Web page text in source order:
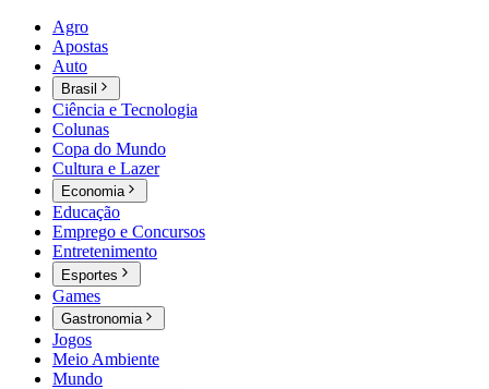
Agro
Apostas
Auto
Brasil
Ciência e Tecnologia
Colunas
Copa do Mundo
Cultura e Lazer
Economia
Educação
Emprego e Concursos
Entretenimento
Esportes
Games
Gastronomia
Jogos
Meio Ambiente
Mundo